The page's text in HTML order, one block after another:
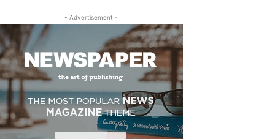
- Advertisement -